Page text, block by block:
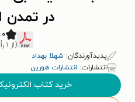
در تمدن
۵.۰
(از ۱ رأی)
پدیدآورندگان: شهلا بهداد
انتشارات: انتشارات هورین
خرید کتاب